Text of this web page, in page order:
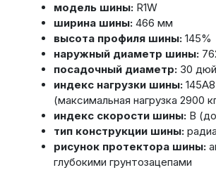
модель шины:R1W
ширина шины:466 мм
высота профиля шины:145%
наружный диаметр шины:
посадочный диаметр:30
индекс нагрузки шины:145A8
(максимальная нагрузка 2900
индекс скорости шины:B
тип конструкции шины:
рисунок протектора шины:
глубокими грунтозацепами